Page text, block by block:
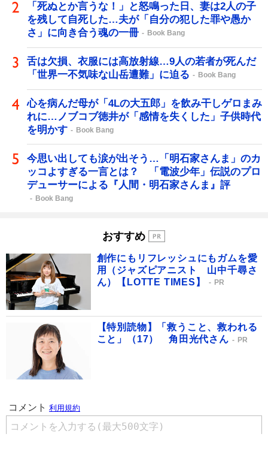
「死ぬとか言うな！」と怒鳴った日、妻は2人の子
を残して自死した…夫が「自分の犯した罪や愚か
さ」に向き合う魂の一冊
Book Bang
舌は欠損、衣服には高放射線…9人の若者が死んだ
「世界一不気味な山岳遭難」に迫る
Book Bang
心を病んだ母が「4Lの大五郎」を飲み干しゲロまみ
れに…ノブコブ徳井が「感情を失くした」子供時代
を明かす
Book Bang
今思い出しても涙が出そう…「明石家さんま」のカ
ッコよすぎる一言とは？ 「電波少年」伝説のプロ
デューサーによる『人間・明石家さんま』評
Book Bang
おすすめ
創作にもリフレッシュにもガムを愛
用（ジャズピアニスト 山中千尋さ
ん）【LOTTE TIMES】
PR
【特別読物】「救うこと、救われる
こと」（17） 角田光代さん
PR